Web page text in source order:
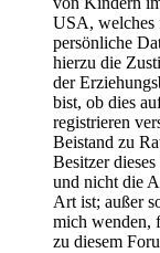
USA, welches
persönliche
hierzu die
der
bist, ob dies
registrieren
Beistand zu
Besitzer
und nicht die
Art ist; außer
mich wenden,
zu diesem